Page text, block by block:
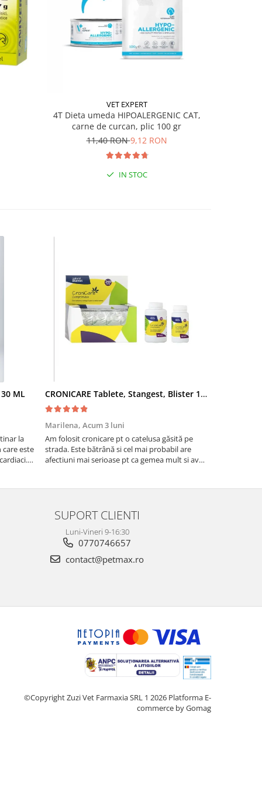
VET EXPERT
4T Dieta umeda HIPOALERGENIC CAT,
carne de curcan, plic 100 gr
11,40 RON9,12 RON
IN STOC
ML
la
CRONICARE Tablete, Stangest, Blister 10 tabs
Marilena, Acum 3 luni
Am folosit cronicare pt o catelusa găsită pe
strada. Este bătrână si cel mai probabil are
afectiuni mai serioase pt ca gemea mult si avea
cred ca se simte ma...
SUPORT CLIENTI
Luni-Vineri 9-16:30
0770746657
contact@petmax.ro
©Copyright Zuzi Vet Farmaxia SRL 1 2026 Platforma E-
commerce by Gomag